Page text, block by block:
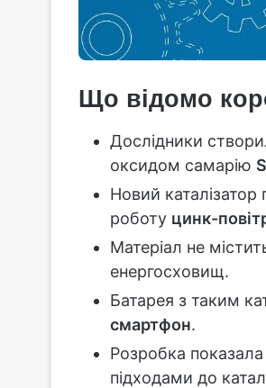
Що відомо
Дослідники
оксидом самарію
Новий
роботу цинк-
Матеріал не
енергосховищ.
Батарея з таким
смартфон.
Розробка показала
підходами до